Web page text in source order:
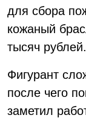
для сбора
кожаный
тысяч рублей.
Фигурант
после чего
заметил